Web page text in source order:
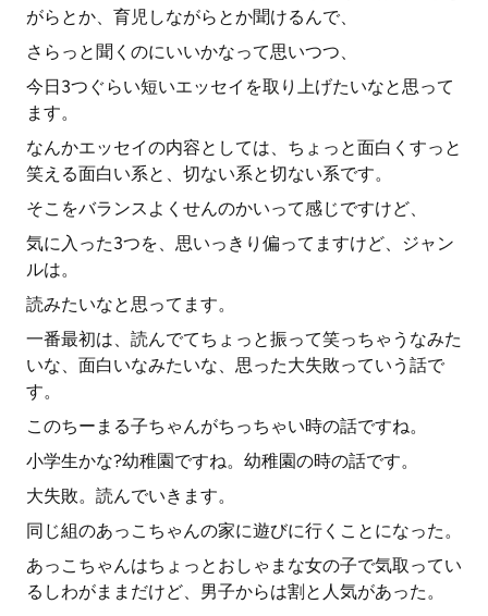
がらとか、育児しながらとか聞けるんで、
さらっと聞くのにいいかなって思いつつ、
今日3つぐらい短いエッセイを取り上げたいなと思って
ます。
なんかエッセイの内容としては、ちょっと面白くすっと
笑える面白い系と、切ない系と切ない系です。
そこをバランスよくせんのかいって感じですけど、
気に入った3つを、思いっきり偏ってますけど、ジャン
ルは。
読みたいなと思ってます。
一番最初は、読んでてちょっと振って笑っちゃうなみた
いな、面白いなみたいな、思った大失敗っていう話で
す。
このちーまる子ちゃんがちっちゃい時の話ですね。
小学生かな?幼稚園ですね。幼稚園の時の話です。
大失敗。読んでいきます。
同じ組のあっこちゃんの家に遊びに行くことになった。
あっこちゃんはちょっとおしゃまな女の子で気取ってい
るしわがままだけど、男子からは割と人気があった。